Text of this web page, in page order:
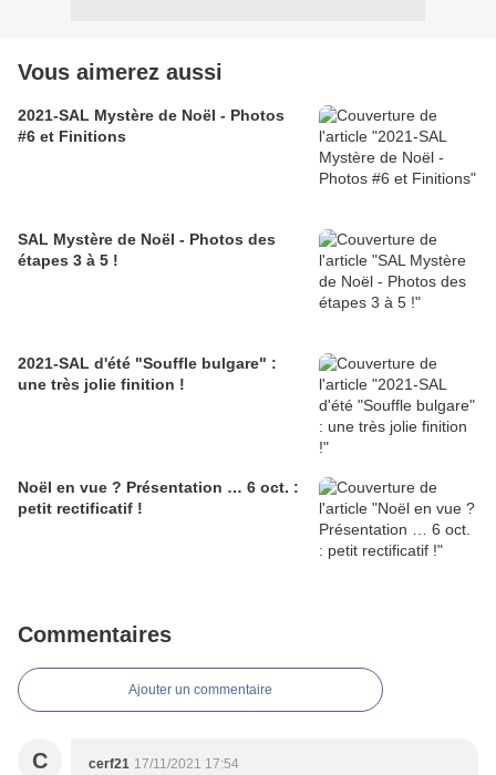
Vous aimerez aussi
2021-SAL Mystère de Noël - Photos
#6 et Finitions
SAL Mystère de Noël - Photos des
étapes 3 à 5 !
2021-SAL d'été "Souffle bulgare" :
une très jolie finition !
Noël en vue ? Présentation … 6 oct. :
petit rectificatif !
Commentaires
Ajouter un commentaire
C cerf21 17/11/2021 17:54